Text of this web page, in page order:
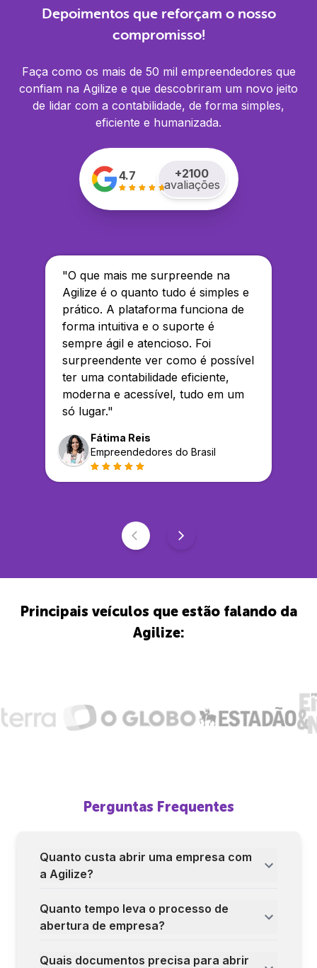
Depoimentos que reforçam o nosso
compromisso!
Faça como os mais de 50 mil empreendedores que
confiam na Agilize e que descobriram um novo jeito
de lidar com a contabilidade, de forma simples,
eficiente e humanizada.
4.7 +2100
avaliações
"O que mais me surpreende na
Agilize é o quanto tudo é simples e
prático. A plataforma funciona de
forma intuitiva e o suporte é
sempre ágil e atencioso. Foi
surpreendente ver como é possível
ter uma contabilidade eficiente,
moderna e acessível, tudo em um
só lugar."
Fátima Reis
Empreendedores do Brasil
Principais veículos que estão falando da
Agilize:
Perguntas Frequentes
Quanto custa abrir uma empresa com
a Agilize?
Quanto tempo leva o processo de
abertura de empresa?
Quais documentos precisa para abrir